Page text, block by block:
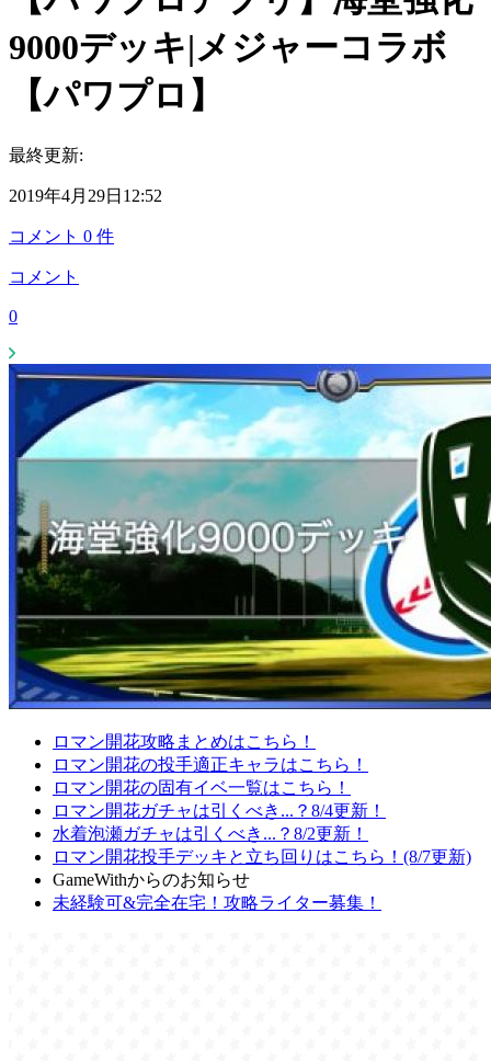
9000デッキ|メジャーコラボ
【パワプロ】
最終更新:
2019年4月29日12:52
コメント 0 件
コメント
0
ロマン開花攻略まとめはこちら！
ロマン開花の投手適正キャラはこちら！
ロマン開花の固有イベ一覧はこちら！
ロマン開花ガチャは引くべき...？8/4更新！
水着泡瀬ガチャは引くべき...？8/2更新！
ロマン開花投手デッキと立ち回りはこちら！(8/7更新)
GameWithからのお知らせ
未経験可&完全在宅！攻略ライター募集！